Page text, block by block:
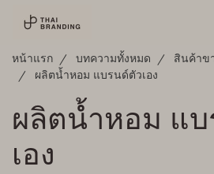
หน้าแรก บทความทั้งหมด
สินค้าข
ผลิตน้ำหอม แบรนด์ตัวเอง
ผลิตน้ำหอม แ
เอง